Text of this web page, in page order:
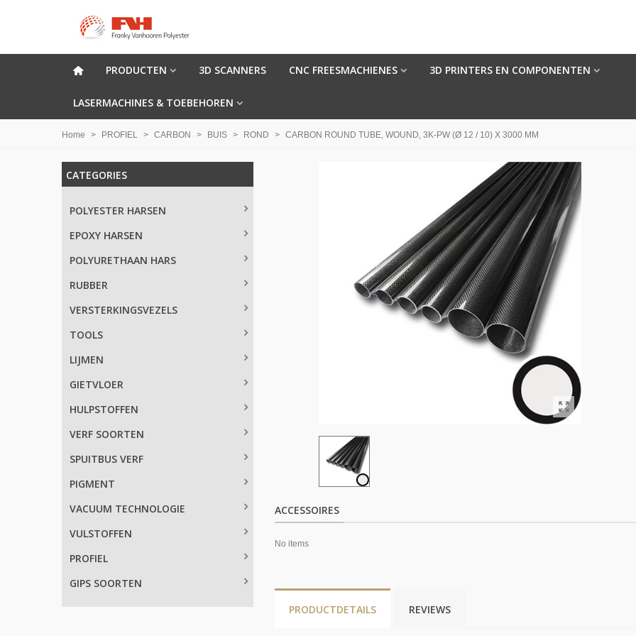
PRODUCTEN 3D SCANNERS CNC FREESMACHIENES 3D PRINTERS EN COMPONENTEN
LASERMACHINES & TOEBEHOREN
Home > PROFIEL > CARBON > BUIS > ROND > CARBON ROUND TUBE, WOUND, 3K-PW (Ø 12 / 10) X 3000 MM
CATEGORIES
POLYESTER HARSEN
EPOXY HARSEN
POLYURETHAAN HARS
RUBBER
VERSTERKINGSVEZELS
TOOLS
LIJMEN
GIETVLOER
HULPSTOFFEN
VERF SOORTEN
SPUITBUS VERF
PIGMENT
VACUUM TECHNOLOGIE
VULSTOFFEN
PROFIEL
GIPS SOORTEN
ACCESSOIRES
No items
PRODUCTDETAILS REVIEWS